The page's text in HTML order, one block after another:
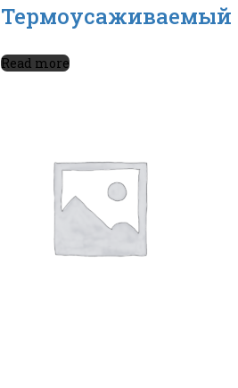
Термоусаживаемый
Read more